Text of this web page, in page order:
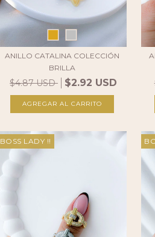
ANILLO CATALINA COLECCIÓN
BRILLA
$4.87 USD $2.92 USD
AGREGAR AL CARRITO
BOSS LADY !!